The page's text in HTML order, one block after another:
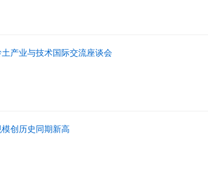
产业与技术国际交流座谈会
创历史同期新高